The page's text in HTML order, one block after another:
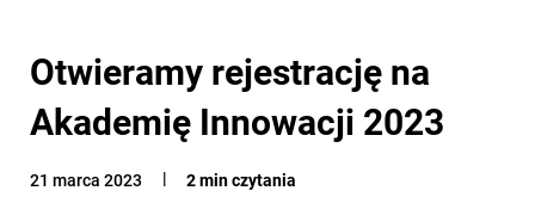
Otwieramy rejestrację na
Akademię Innowacji 2023
21 marca 2023 2 min czytania